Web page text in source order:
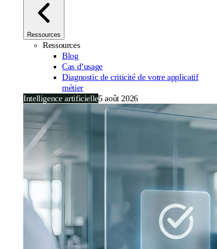
Ressources
Ressources
Blog
Cas d’usage
Diagnostic de criticité de votre applicatif
métier
Intelligence artificielle5 août 2026